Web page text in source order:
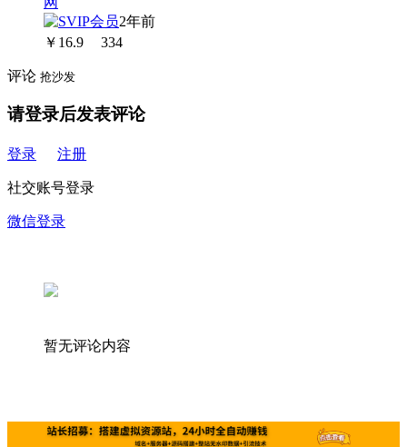
2年前
￥ 16.9 334
评论 抢沙发
请登录后发表评论
登录 注册
社交账号登录
微信登录
暂无评论内容